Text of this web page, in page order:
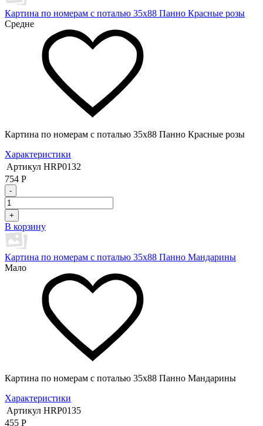
Картина по номерам с поталью 35х88 Панно Красные розы
Средне
Картина по номерам с поталью 35х88 Панно Красные розы
Характеристики
Артикул HRP0132
754 Р
-
+
В корзину
Картина по номерам с поталью 35х88 Панно Мандарины
Мало
Картина по номерам с поталью 35х88 Панно Мандарины
Характеристики
Артикул HRP0135
455 Р